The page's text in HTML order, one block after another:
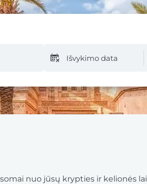
Išvykimo data
nuo jūsų krypties ir kelionės